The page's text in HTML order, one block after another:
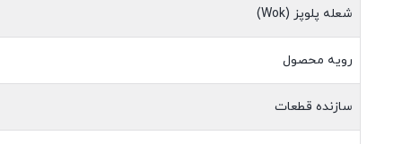
شعله پلوپز (Wok)
رویه محصول
سازنده قطعات